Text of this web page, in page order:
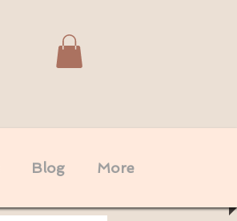
Blog More